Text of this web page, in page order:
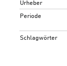
Urheber
Periode
Schlagwörter